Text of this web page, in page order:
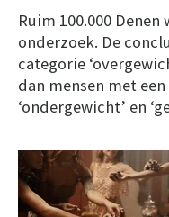
Ruim 100.000
onderzoek. De
categorie
dan mensen met
‘ondergewicht’ en